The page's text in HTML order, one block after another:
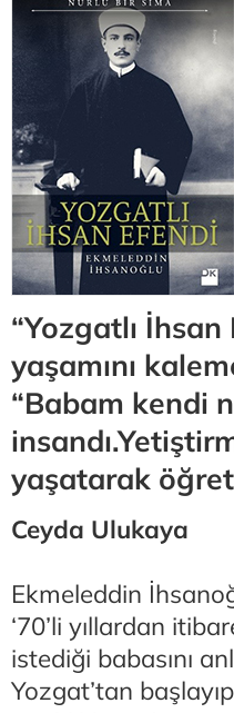
“Yozgatlı İhsan
yaşamını
“Babam kendi
yaşatarak
Ceyda Ulukaya
Ekmeleddin
‘70’li yıllardan
istediği babasını
Yozgat’tan